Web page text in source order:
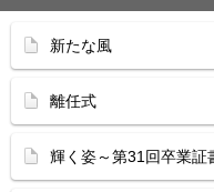
新たな風
離任式
輝く姿～第31回卒業証